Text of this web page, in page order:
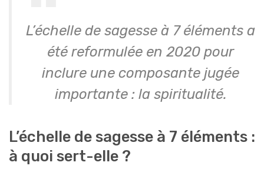
L’échelle de sagesse à 7 éléments a
été reformulée en 2020 pour
inclure une composante jugée
importante : la spiritualité.
L’échelle de sagesse à 7 éléments :
à quoi sert-elle ?